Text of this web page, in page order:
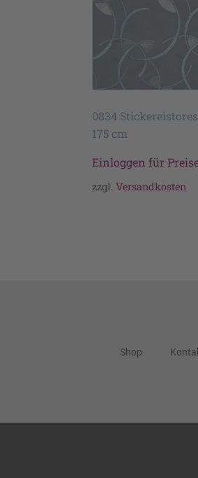
0834
175 cm
Einloggen für
zzgl. Versandkosten
Shop